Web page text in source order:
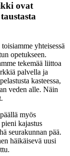
ovat
yhteisessä
opetukseen.
tekemää liittoa
palvella ja
kasteessa,
veden alle. Näin
myös
kajastus
seurakunnan pää.
häikäisevä uusi